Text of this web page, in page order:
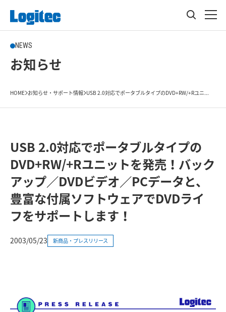
NEWS
お知らせ
HOME お知らせ・サポート情報 USB 2.0対応でポータブルタイプのDVD+RW/+Rユニ...
USB 2.0対応でポータブルタイプの
DVD+RW/+Rユニットを発売！バック
アップ／DVDビデオ／PCデータと、
豊富な付属ソフトウェアでDVDライ
フをサポートします！
2003/05/23 新商品・プレスリリース